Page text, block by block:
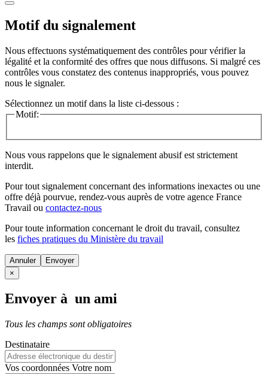
Motif du signalement
Nous effectuons systématiquement des contrôles pour vérifier la
légalité et la conformité des offres que nous diffusons. Si malgré ces
contrôles vous constatez des contenus inappropriés, vous pouvez
nous le signaler.
Sélectionnez un motif dans la liste ci-dessous :
Motif:
Nous vous rappelons que le signalement abusif est strictement
interdit.
Pour tout signalement concernant des informations inexactes ou une
offre déjà pourvue, rendez-vous auprès de votre agence France
Travail ou contactez-nous
Pour toute information concernant le droit du travail, consultez
les fiches pratiques du Ministère du travail
Annuler
×
Envoyer à un ami
Tous les champs sont obligatoires
Destinataire
Vos coordonnées Votre nom